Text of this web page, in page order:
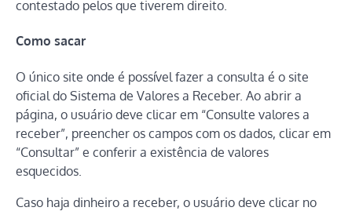
contestado pelos que tiverem direito.
Como sacar
O único site onde é possível fazer a consulta é o site
oficial do Sistema de Valores a Receber. Ao abrir a
página, o usuário deve clicar em “Consulte valores a
receber”, preencher os campos com os dados, clicar em
“Consultar” e conferir a existência de valores
esquecidos.
Caso haja dinheiro a receber, o usuário deve clicar no